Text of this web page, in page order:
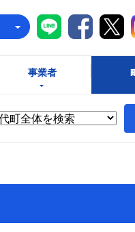
八千代町LINE
八千代
事業者